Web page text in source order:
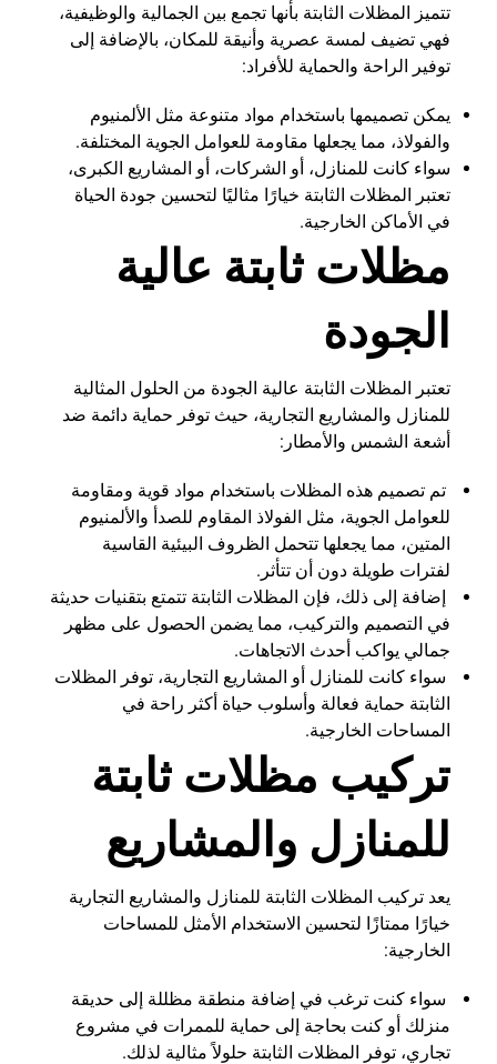
تتميز المظلات الثابتة بأنها تجمع بين الجمالية والوظيفية،
فهي تضيف لمسة عصرية وأنيقة للمكان، بالإضافة إلى
توفير الراحة والحماية للأفراد:
يمكن تصميمها باستخدام مواد متنوعة مثل الألمنيوم
والفولاذ، مما يجعلها مقاومة للعوامل الجوية المختلفة.
سواء كانت للمنازل، أو الشركات، أو المشاريع الكبرى،
تعتبر المظلات الثابتة خيارًا مثاليًا لتحسين جودة الحياة
في الأماكن الخارجية.
مظلات ثابتة عالية
الجودة
تعتبر المظلات الثابتة عالية الجودة من الحلول المثالية
للمنازل والمشاريع التجارية، حيث توفر حماية دائمة ضد
أشعة الشمس والأمطار:
تم تصميم هذه المظلات باستخدام مواد قوية ومقاومة
للعوامل الجوية، مثل الفولاذ المقاوم للصدأ والألمنيوم
المتين، مما يجعلها تتحمل الظروف البيئية القاسية
لفترات طويلة دون أن تتأثر.
إضافة إلى ذلك، فإن المظلات الثابتة تتمتع بتقنيات حديثة
في التصميم والتركيب، مما يضمن الحصول على مظهر
جمالي يواكب أحدث الاتجاهات.
سواء كانت للمنازل أو المشاريع التجارية، توفر المظلات
الثابتة حماية فعالة وأسلوب حياة أكثر راحة في
المساحات الخارجية.
تركيب مظلات ثابتة
للمنازل والمشاريع
يعد تركيب المظلات الثابتة للمنازل والمشاريع التجارية
خيارًا ممتازًا لتحسين الاستخدام الأمثل للمساحات
الخارجية:
سواء كنت ترغب في إضافة منطقة مظللة إلى حديقة
منزلك أو كنت بحاجة إلى حماية للممرات في مشروع
تجاري، توفر المظلات الثابتة حلولاً مثالية لذلك.